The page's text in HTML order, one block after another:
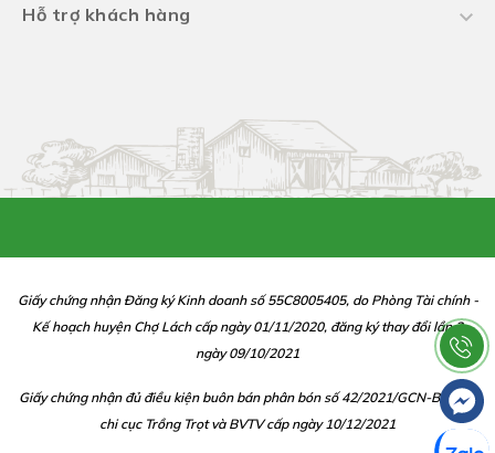
Hỗ trợ khách hàng
Giấy chứng nhận Đăng ký Kinh doanh số 55C8005405, do Phòng Tài chính -
Kế hoạch huyện Chợ Lách cấp ngày 01/11/2020, đăng ký thay đổi lần 2
ngày 09/10/2021
Giấy chứng nhận đủ điều kiện buôn bán phân bón số 42/2021/GCN-BBP do
chi cục Trồng Trọt và BVTV cấp ngày 10/12/2021